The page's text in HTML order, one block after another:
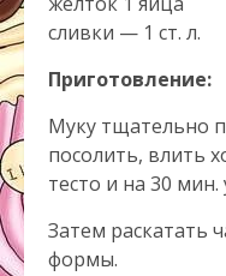
сливки — 1 ст. л.
Приготовление:
Муку тщательно
посолить, влить
тесто и на 30 мин.
Затем раскатать
формы.